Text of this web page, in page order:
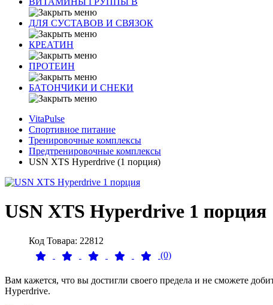
ДЛЯ СУСТАВОВ И СВЯЗОК
КРЕАТИН
ПРОТЕИН
БАТОНЧИКИ И СНЕКИ
VitaPulse
Спортивное питание
Тренировочные комплексы
Предтренировочные комплексы
USN XTS Hyperdrive (1 порция)
USN XTS Hyperdrive 1 порция
Код Товара: 22812
(0)
Вам кажется, что вы достигли своего предела и не сможете
Hyperdrive.